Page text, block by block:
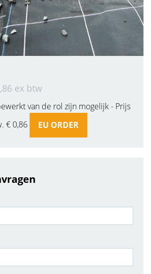
,86 ex btw
van de rol zijn mogelijk - Prijs
€ 0,86
EU ORDER